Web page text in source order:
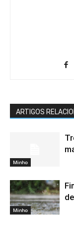
ARTIGOS
Minho
Minho